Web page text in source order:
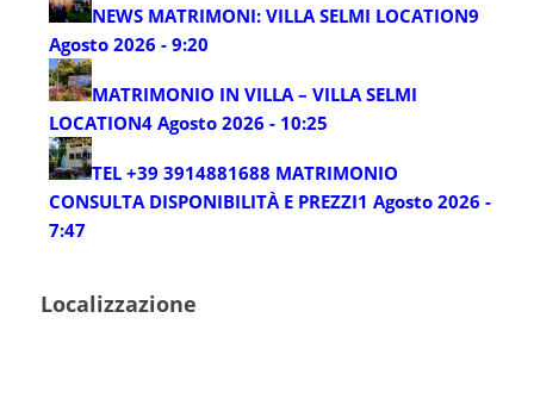
NEWS MATRIMONI: VILLA SELMI LOCATION9
Agosto 2026 - 9:20
MATRIMONIO IN VILLA – VILLA SELMI
LOCATION4 Agosto 2026 - 10:25
TEL +39 3914881688 MATRIMONIO
CONSULTA DISPONIBILITÀ E PREZZI1 Agosto 2026 -
7:47
Localizzazione